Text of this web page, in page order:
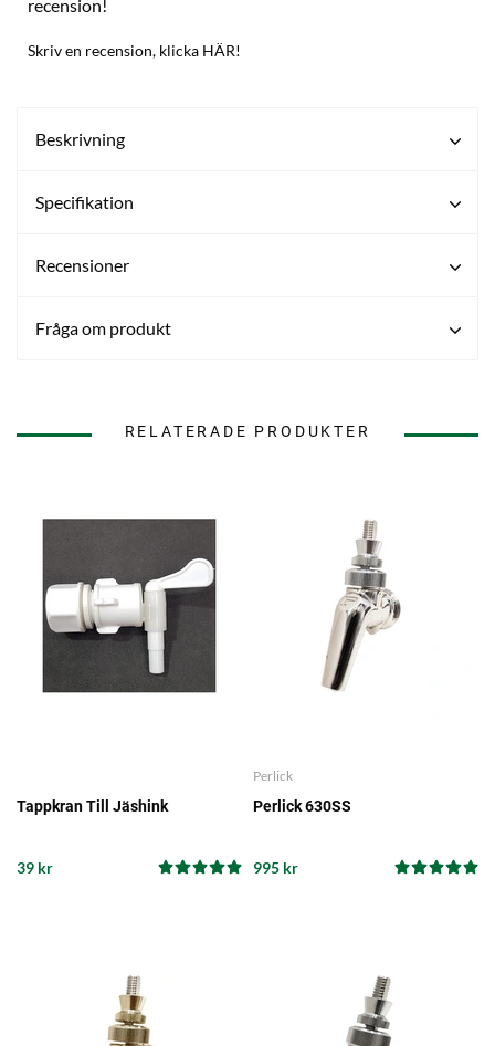
recension!
Skriv en recension, klicka HÄR!
Beskrivning
Specifikation
Recensioner
Fråga om produkt
RELATERADE PRODUKTER
Tappkran Till Jäshink
39 kr
Perlick
Perlick 630SS
995 kr